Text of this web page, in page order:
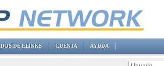
DE ELINKS CUENTA AYUDA